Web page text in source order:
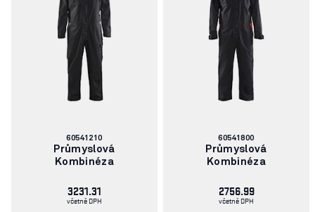
Číslo
článku:
60541210
Průmyslová
Kombinéza
3231.31
včetně DPH
Číslo
článku:
60541800
Průmyslová
Kombinéza
2756.99
včetně DPH